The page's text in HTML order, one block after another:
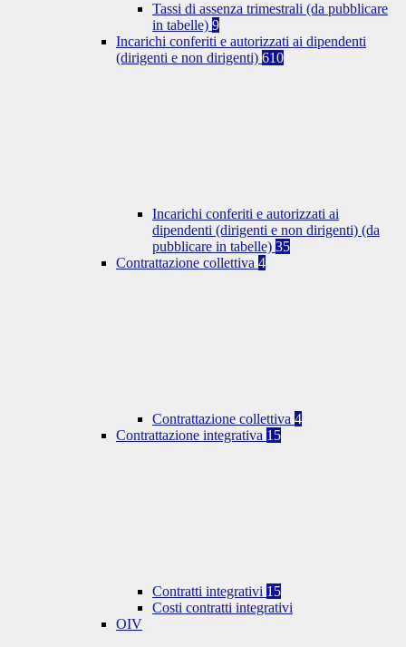
Tassi di assenza trimestrali (da pubblicare
in tabelle) 9
Incarichi conferiti e autorizzati ai dipendenti
(dirigenti e non dirigenti) 610
Incarichi conferiti e autorizzati ai
dipendenti (dirigenti e non dirigenti) (da
pubblicare in tabelle) 35
Contrattazione collettiva 4
Contrattazione collettiva 4
Contrattazione integrativa 15
Contratti integrativi 15
Costi contratti integrativi
OIV